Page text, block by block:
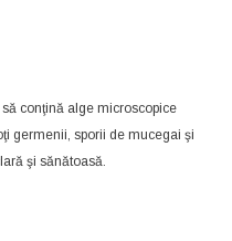
conţină alge microscopice
germenii, sporii de mucegai şi
şi sănătoasă.